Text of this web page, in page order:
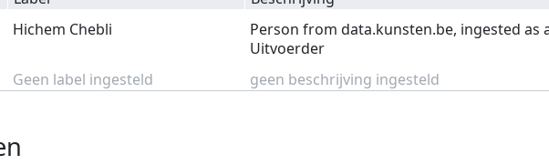
Hichem Chebli
Person from data.kunsten.be, ingested as
Uitvoerder
Geen label ingesteld geen beschrijving ingesteld